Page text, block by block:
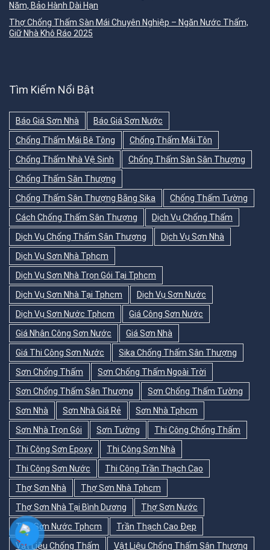
Năm, Bảo Hành Dài Hạn
Thợ Chống Thấm Sàn Mái Chuyên Nghiệp – Ngăn Nước Thấm,
Giữ Nhà Khô Ráo 2025
Tìm Kiếm Nổi Bật
Báo Giá Sơn Nhà
Báo Giá Sơn Nước
Chống Thấm Mái Bê Tông
Chống Thấm Mái Tôn
Chống Thấm Nhà Vệ Sinh
Chống Thấm Sàn Sân Thượng
Chống Thấm Sân Thượng
Chống Thấm Sân Thượng Bằng Sika
Chống Thấm Tường
Cách Chống Thấm Sân Thượng
Dịch Vụ Chống Thấm
Dịch Vụ Chống Thấm Sân Thượng
Dịch Vụ Sơn Nhà
Dịch Vụ Sơn Nhà Tphcm
Dịch Vụ Sơn Nhà Trọn Gói Tại Tphcm
Dịch Vụ Sơn Nhà Tại Tphcm
Dịch Vụ Sơn Nước
Dịch Vụ Sơn Nước Tphcm
Giá Công Sơn Nước
Giá Nhân Công Sơn Nước
Giá Sơn Nhà
Giá Thi Công Sơn Nước
Sika Chống Thấm Sân Thượng
Sơn Chống Thấm
Sơn Chống Thấm Ngoài Trời
Sơn Chống Thấm Sân Thượng
Sơn Chống Thấm Tường
Sơn Nhà
Sơn Nhà Giá Rẻ
Sơn Nhà Tphcm
Sơn Nhà Trọn Gói
Sơn Tường
Thi Công Chống Thấm
Thi Công Sơn Epoxy
Thi Công Sơn Nhà
Thi Công Sơn Nước
Thi Công Trần Thạch Cao
Thợ Sơn Nhà
Thợ Sơn Nhà Tphcm
Thợ Sơn Nhà Tại Bình Dương
Thợ Sơn Nước
Thợ Sơn Nước Tphcm
Trần Thạch Cao Đẹp
Vật Liệu Chống Thấm
Vật Liệu Chống Thấm Sân Thượng